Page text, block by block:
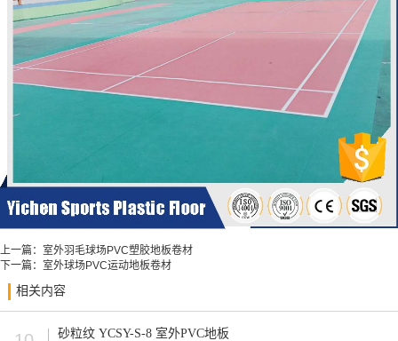
上一篇： 室外羽毛球场PVC塑胶地板卷材
下一篇： 室外球场PVC运动地板卷材
相关内容
砂粒纹 YCSY-S-8 室外PVC地板